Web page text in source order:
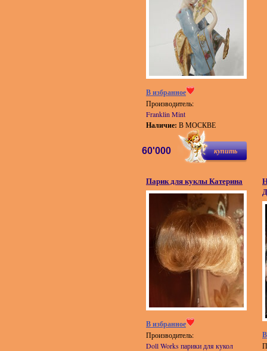
В избранное
Производитель:
Franklin Mint
Наличие: В МОСКВЕ
купить
60'000
Парик для куклы Катерина
В избранное
Производитель:
Doll Works парики для кукол